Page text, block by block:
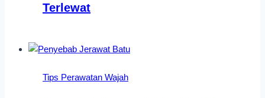
Terlewat
Tips Perawatan Wajah